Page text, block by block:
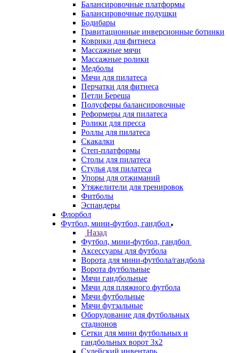
Балансировочные платформы
Балансировочные подушки
Бодибары
Гравитационные инверсионные ботинки
Коврики для фитнеса
Массажные мячи
Массажные ролики
Медболы
Мячи для пилатеса
Перчатки для фитнеса
Петли Береша
Полусферы балансировочные
Реформеры для пилатеса
Ролики для пресса
Роллы для пилатеса
Скакалки
Степ-платформы
Столы для пилатеса
Стулья для пилатеса
Упоры для отжиманий
Утяжелители для тренировок
Фитболы
Эспандеры
Флорбол
Футбол, мини-футбол, гандбол
Назад
Футбол, мини-футбол, гандбол
Аксессуары для футбола
Ворота для мини-футбола/гандбола
Ворота футбольные
Мячи гандбольные
Мячи для пляжного футбола
Мячи футбольные
Мячи футзальные
Оборудование для футбольных
стадионов
Сетки для мини футбольных и
гандбольных ворот 3х2
Судейский инвентарь